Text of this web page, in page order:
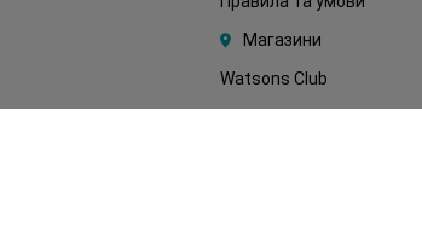
Магазини
Watsons Club